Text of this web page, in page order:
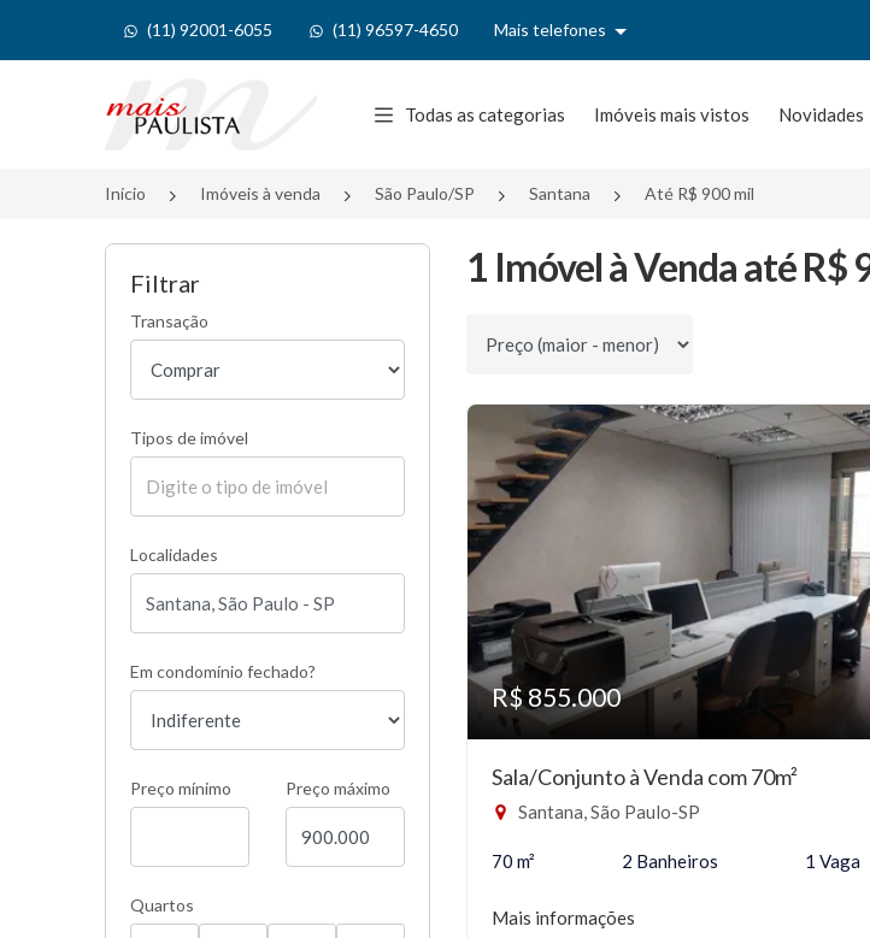
(11) 92001-6055 (11) 96597-4650 Mais telefones
Página inicial
Todas as categorias Imóveis mais vistos Novidades
Início Imóveis à venda São Paulo/SP Santana Até R$ 900 mil
Filtrar
Transação
Tipos de imóvel
Localidades
Em condomínio fechado?
Preço mínimo Preço máximo
Quartos
1 Imóvel à Venda até R$
Ordenar por
R$ 855.000
Sala/Conjunto à Venda com 70m²
Santana, São Paulo-SP
70 m² 2 Banheiros 1 Vaga
Mais informações